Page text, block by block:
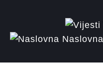
Naslovna